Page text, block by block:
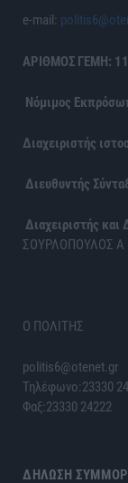
e-mail:
ΑΡΙΘΜΟΣ ΓΕΜΗ:
Νόμιμος
Διαχειριστής
Διευθυντής
Διαχειριστής και
ΣΟΥΡΛΟΠΟΥΛΟΣ Α
Ο ΠΟΛΙΤΗΣ
politis6@otenet.gr
Τηλέφωνο:23330
Φαξ:23330 24222
ΔΉΛΩΣΗ